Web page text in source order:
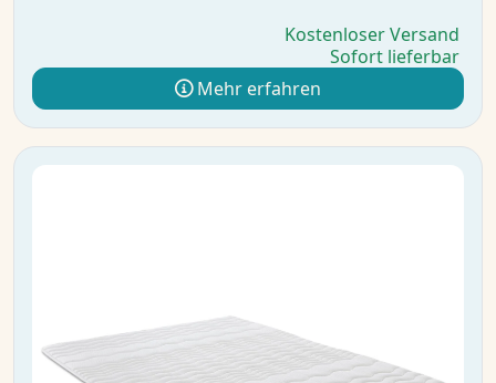
Kostenloser Versand
Sofort lieferbar
Mehr erfahren